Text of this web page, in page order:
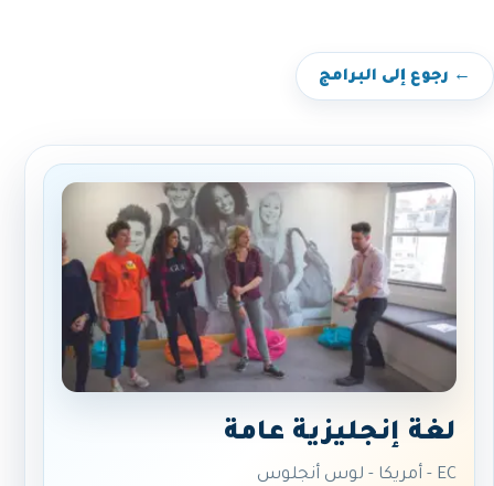
← رجوع إلى البرامج
لغة إنجليزية عامة
EC - أمريكا - لوس أنجلوس